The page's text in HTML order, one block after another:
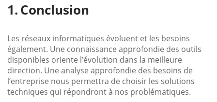
Conclusion
Les réseaux informatiques évoluent et les besoins
également. Une connaissance approfondie des outils
disponibles oriente l’évolution dans la meilleure
direction. Une analyse approfondie des besoins de
l’entreprise nous permettra de choisir les solutions
techniques qui répondront à nos problématiques.